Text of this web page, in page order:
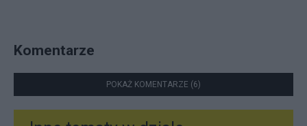
Komentarze
POKAŻ KOMENTARZE (6)